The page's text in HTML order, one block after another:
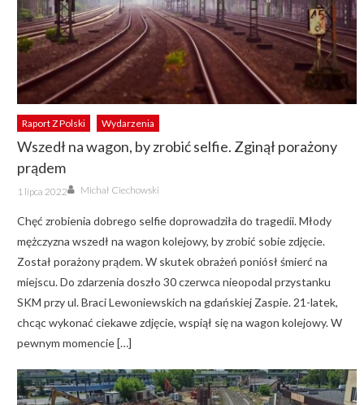
Raport Z Polski Wydarzenia
Wszedł na wagon, by zrobić selfie. Zginął porażony
prądem
Posted
on
1 lipca 2022 Author
Michał Ciechowski
Chęć zrobienia dobrego selfie doprowadziła do tragedii. Młody
mężczyzna wszedł na wagon kolejowy, by zrobić sobie zdjęcie.
Został porażony prądem. W skutek obrażeń poniósł śmierć na
miejscu. Do zdarzenia doszło 30 czerwca nieopodal przystanku
SKM przy ul. Braci Lewoniewskich na gdańskiej Zaspie. 21-latek,
chcąc wykonać ciekawe zdjęcie, wspiął się na wagon kolejowy. W
pewnym momencie […]